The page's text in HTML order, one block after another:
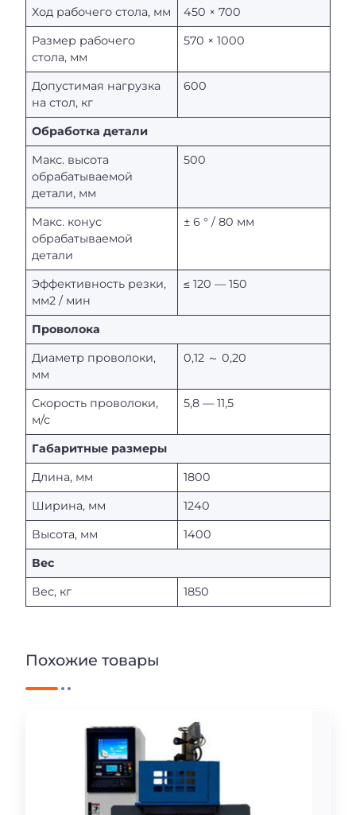
Ход рабочего стола, мм
450 × 700
Размер рабочего
стола, мм
570 × 1000
Допустимая нагрузка
на стол, кг
600
Обработка детали
Макс. высота
обрабатываемой
детали, мм
500
Макс. конус
обрабатываемой
детали
± 6 ° / 80 мм
Эффективность резки,
мм2 / мин
≤ 120 — 150
Проволока
Диаметр проволоки,
мм
0,12 ～ 0,20
Скорость проволоки,
м/с
5,8 — 11,5
Габаритные размеры
Длина, мм
1800
Ширина, мм
1240
Высота, мм
1400
Вес
Вес, кг
1850
Похожие товары